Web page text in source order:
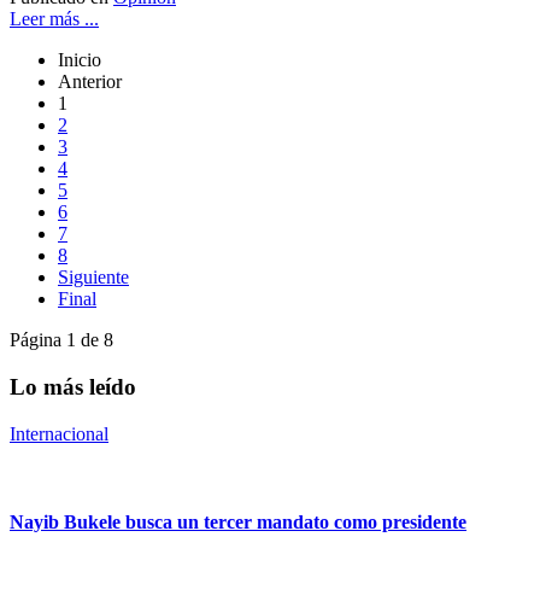
Leer más ...
Inicio
Anterior
1
2
3
4
5
6
7
8
Siguiente
Final
Página 1 de 8
Lo más leído
Internacional
Nayib Bukele busca un tercer mandato como presidente